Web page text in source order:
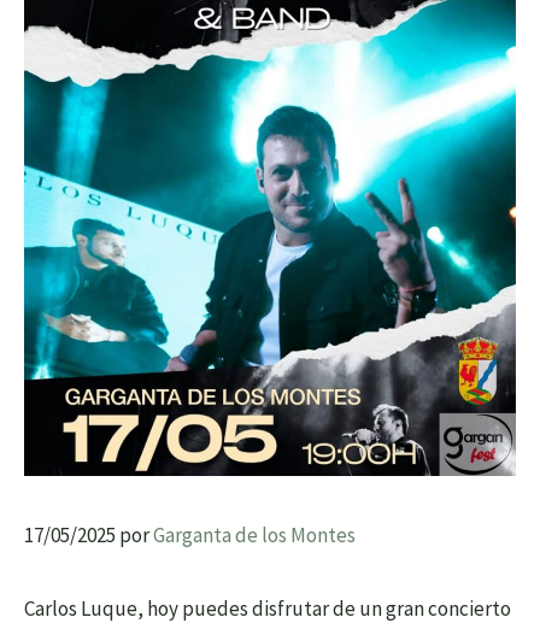
17/05/2025 porGarganta de los Montes
Carlos Luque, hoy puedes disfrutar de un gran concierto